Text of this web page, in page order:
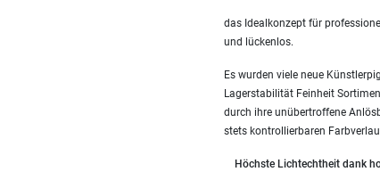
das Idealkonzept für
und lückenlos.
Es wurden viele neue
Lagerstabilität Feinheit
durch ihre unübertroffene
stets kontrollierbaren
Höchste Lichtechtheit dank